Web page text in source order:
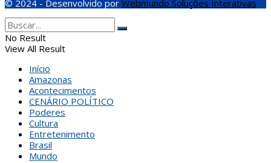
© 2024 - Desenvolvido por Webmundo Soluções Interativas
No Result
View All Result
Início
Amazonas
Acontecimentos
CENÁRIO POLÍTICO
Poderes
Cultura
Entretenimento
Brasil
Mundo